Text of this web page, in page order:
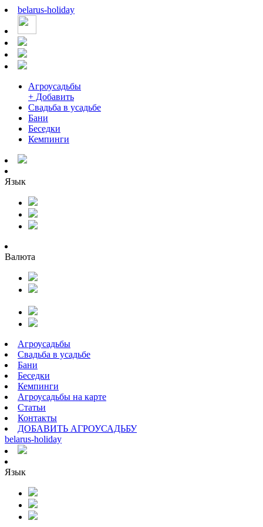
belarus-holiday
Агроусадьбы
+ Добавить
Свадьба в усадьбе
Бани
Беседки
Кемпинги
Язык
Валюта
Агроусадьбы
Свадьба в усадьбе
Бани
Беседки
Кемпинги
Агроусадьбы на карте
Статьи
Контакты
ДОБАВИТЬ АГРОУСАДЬБУ
belarus-holiday
Язык